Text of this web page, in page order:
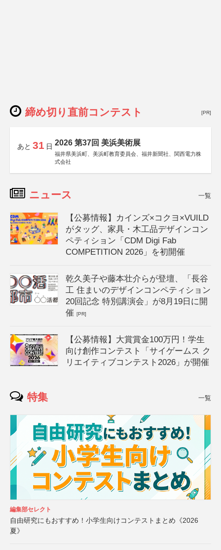
締め切り直前コンテスト [PR]
あと 31 日 2026 第37回 美浜美術展
福井県美浜町、美浜町教育委員会、福井新聞社、関西電力株
式会社
ニュース 一覧
【公募情報】カインズ×コクヨ×VUILD
がタッグ、家具・木工品デザインコン
ペティション「CDM Digi Fab
COMPETITION 2026」を初開催
乾久美子や藤本壮介らが登壇、「長谷
工 住まいのデザインコンペティション
20回記念 特別講演会」が8月19日に開
催[PR]
【公募情報】大賞賞金100万円！学生
向け創作コンテスト「サイゲームス ク
リエイティブコンテスト2026」が開催
特集 一覧
編集部セレクト
自由研究にもおすすめ！小学生向けコンテストまとめ《2026
夏》